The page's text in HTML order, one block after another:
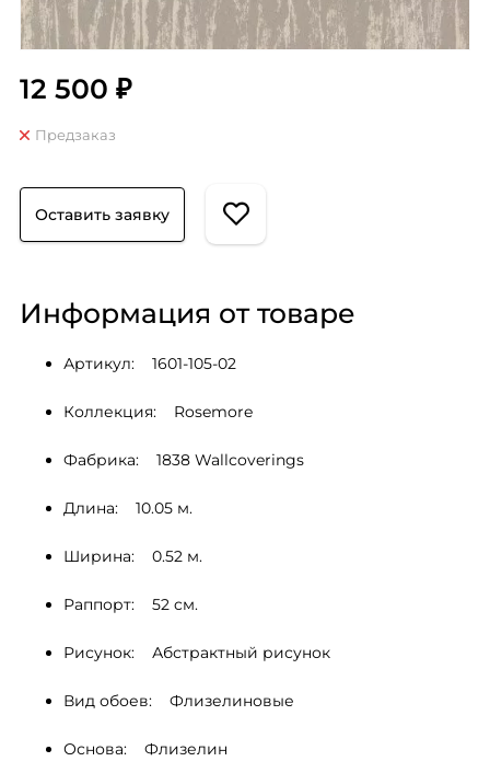
12 500 ₽
Предзаказ
Оставить заявку
Информация от товаре
Артикул:    1601-105-02
Коллекция:    Rosemore
Фабрика:    1838 Wallcoverings
Длина:    10.05 м.
Ширина:    0.52 м.
Раппорт:    52 cм.
Рисунок:    Абстрактный рисунок
Вид обоев:    Флизелиновые
Основа:    Флизелин